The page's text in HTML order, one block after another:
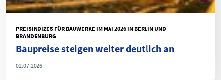
PREISINDIZES FÜR BAUWERKE IM MAI 2026 IN BERLIN UND
BRANDENBURG
Baupreise steigen weiter deutlich an
02.07.2026